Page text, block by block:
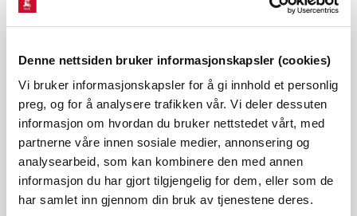
Denne nettsiden bruker informasjonskapsler (cookies)
Vi bruker informasjonskapsler for å gi innhold et personlig
preg, og for å analysere trafikken vår. Vi deler dessuten
informasjon om hvordan du bruker nettstedet vårt, med
partnerne våre innen sosiale medier, annonsering og
analysearbeid, som kan kombinere den med annen
informasjon du har gjort tilgjengelig for dem, eller som de
har samlet inn gjennom din bruk av tjenestene deres.
Et ledd i et større digitaliseringsløft
Den digitale løsningen er en del av NVEs satsing på digital
støtte til konsesjonsbehandling for å bidra til
kortere ledetider. Målet er å skape mer forutsigbare
prosesser og bidra til å øke kvaliteten på søknadene inn
til NVE, slik at NVEs kapasitet brukes effektivt.
En tilsvarende løsning ble gjort tilgjengelig